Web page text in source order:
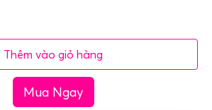
Thêm vào giỏ hàng
Mua Ngay